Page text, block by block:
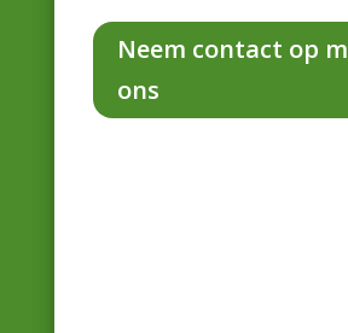
Neem contact op
ons